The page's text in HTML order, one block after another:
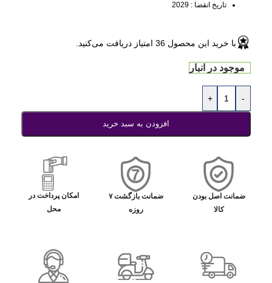
تاریخ انقضا : 2029
با خرید این محصول 36 امتیاز دریافت می‌کنید.
موجود در انبار
-
+
افزودن به سبد خرید
ضمانت اصل بودن
کالا
ضمانت بازگشت ۷
روزه
امکان پرداخت در
محل